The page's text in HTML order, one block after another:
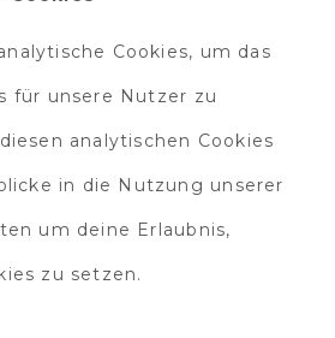
Cookies, um das
für unsere Nutzer zu
analytischen Cookies
in die Nutzung unserer
um deine Erlaubnis,
zu setzen.